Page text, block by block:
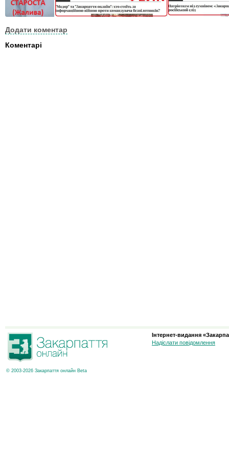
Додати коментар
Коментарі
© 2003-2026 Закарпаття онлайн Beta
Інтернет-видання
Надіслати повідомлення